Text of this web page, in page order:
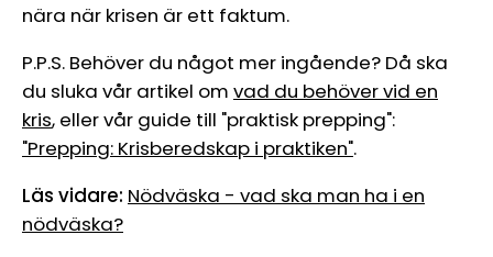
nära när krisen är ett faktum.
P.P.S. Behöver du något mer ingående? Då ska
du sluka vår artikel om vad du behöver vid en
kris, eller vår guide till "praktisk prepping":
"Prepping: Krisberedskap i praktiken".
Läs vidare: Nödväska - vad ska man ha i en
nödväska?